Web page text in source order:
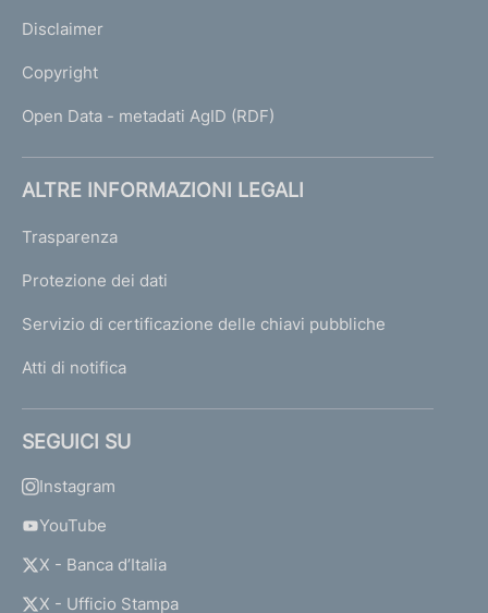
Disclaimer
Copyright
Open Data - metadati AgID (RDF)
ALTRE INFORMAZIONI LEGALI
Trasparenza
Protezione dei dati
Servizio di certificazione delle chiavi pubbliche
Atti di notifica
SEGUICI SU
Instagram
YouTube
X - Banca d’Italia
X - Ufficio Stampa